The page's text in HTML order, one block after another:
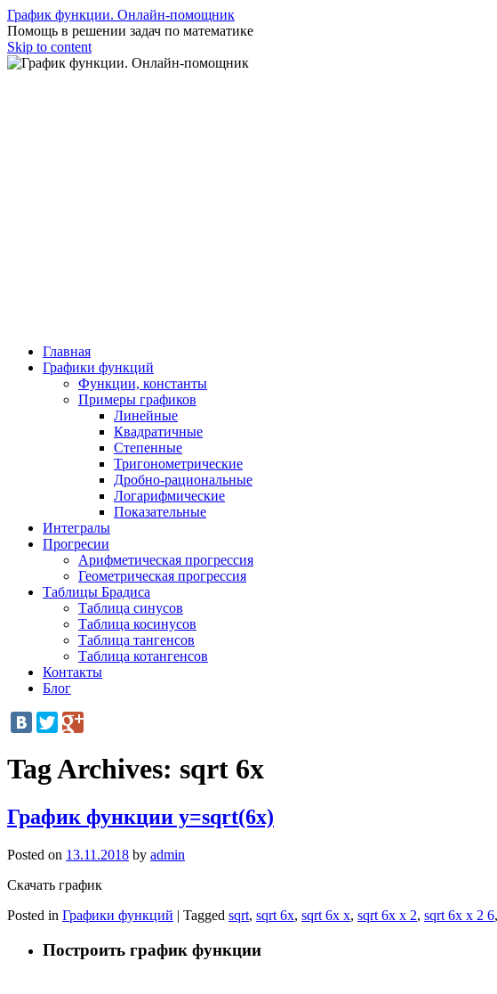
График функции. Онлайн-помощник
Помощь в решении задач по математике
Skip to content
Главная
Графики функций
Функции, константы
Примеры графиков
Линейные
Квадратичные
Степенные
Тригонометрические
Дробно-рациональные
Логарифмические
Показательные
Интегралы
Прогресии
Арифметическая прогрессия
Геометрическая прогрессия
Таблицы Брадиса
Таблица синусов
Таблица косинусов
Таблица тангенсов
Таблица котангенсов
Контакты
Блог
Tag Archives: sqrt 6x
График функции y=sqrt(6x)
Posted on 13.11.2018 by admin
Скачать график
Posted in Графики функций | Tagged sqrt, sqrt 6x, sqrt 6x x, sqrt 6x x 2, sqrt 6x x 2 6,
Построить график функции